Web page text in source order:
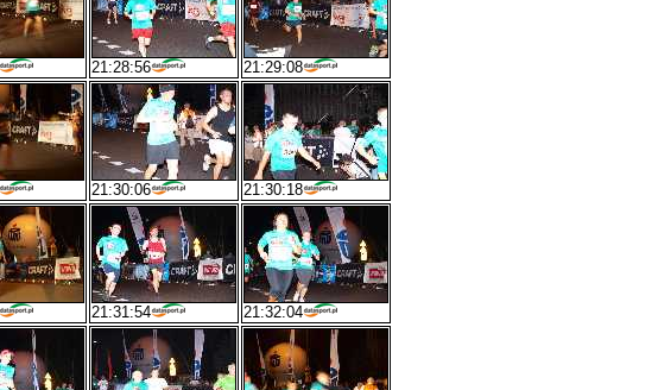
21:28:56 21:29:08
21:30:06 21:30:18
21:31:54 21:32:04